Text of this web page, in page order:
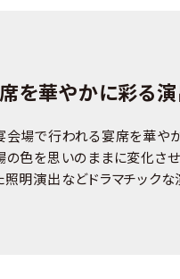
を華やかに彩る
会場で行われる宴席を華や
の色を思いのままに変化さ
照明演出などドラマチックな